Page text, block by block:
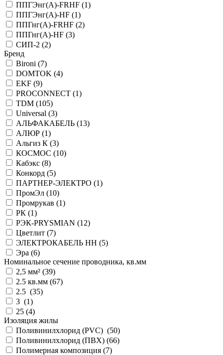
ППГЭнг(А)-FRHF (1)
ППГЭнг(А)-HF (1)
ППГнг(А)-FRHF (2)
ППГнг(А)-HF (3)
СИП-2 (2)
Бренд
Bironi (7)
DOMTOK (4)
EKF (9)
PROCONNECT (1)
TDM (105)
Universal (3)
АЛЬФАКАБЕЛЬ (13)
АЛЮР (1)
Альгиз К (3)
КОСМОС (10)
Кабэкс (8)
Конкорд (5)
ПАРТНЕР-ЭЛЕКТРО (1)
ПромЭл (10)
Промрукав (1)
РК (1)
РЭК-PRYSMIAN (12)
Цветлит (7)
ЭЛЕКТРОКАБЕЛЬ НН (5)
Эра (6)
Номинальное сечение проводника, кв.мм
2,5 мм² (39)
2.5 кв.мм (67)
2.5 (35)
3 (1)
25 (4)
Изоляция жилы
Поливинилхлорид (PVC) (50)
Поливинилхлорид (ПВХ) (66)
Полимерная композиция (7)